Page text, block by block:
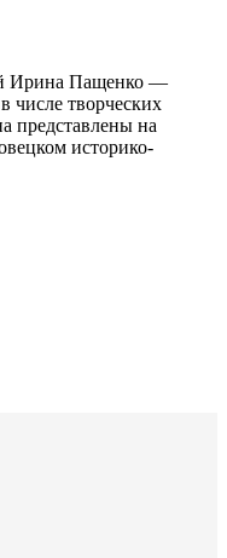
Ирина Пащенко —
числе творческих
представлены на
историко-